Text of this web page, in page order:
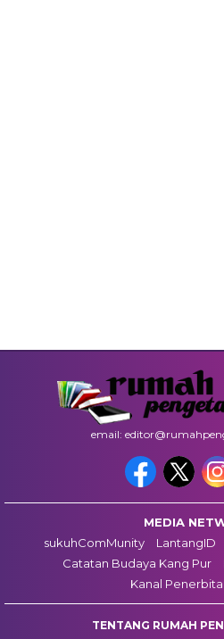
email:
MEDIA
sukuhComMunity
LantangID
Catatan Budaya Kang Pur
Kanal
TENTANG RUMAH